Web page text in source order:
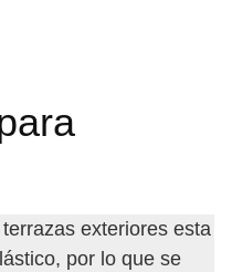
exteriores esta
por lo que se